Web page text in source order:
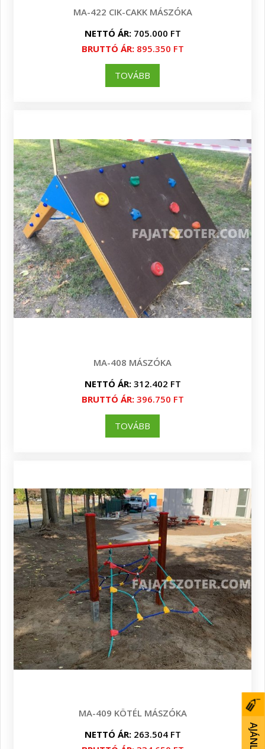
MA-422 CIK-CAKK MÁSZÓKA
NETTÓ ÁR:705.000 FT
BRUTTÓ ÁR:895.350 FT
TOVÁBB
MA-408 MÁSZÓKA
NETTÓ ÁR:312.402 FT
BRUTTÓ ÁR:396.750 FT
TOVÁBB
MA-409 KÖTÉL MÁSZÓKA
NETTÓ ÁR:263.504 FT